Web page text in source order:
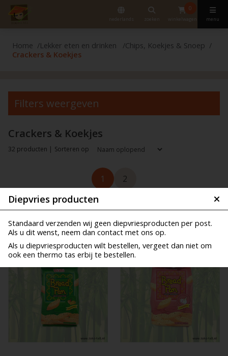
nederlands zoeken
0
winkelwagen menu
Diepvries producten
Standaard verzenden wij geen diepvriesproducten per post.
Als u dit wenst, neem dan contact met ons op.
Als u diepvriesproducten wilt bestellen, vergeet dan niet om
ook een thermo tas erbij te bestellen.
Home Lekker eten en drinken
Chips, Koekjes & Snoep
Crackers & Koekjes
Filters weergeven
Crackers & Koekjes
32 producten | Sorteren op
1 2